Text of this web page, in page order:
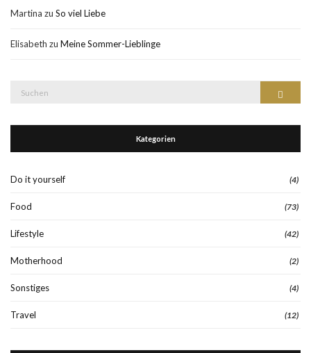
Martina zu So viel Liebe
Elisabeth zu Meine Sommer-Lieblinge
Kategorien
Do it yourself (4)
Food (73)
Lifestyle (42)
Motherhood (2)
Sonstiges (4)
Travel (12)